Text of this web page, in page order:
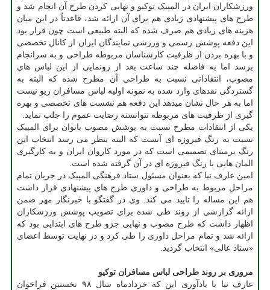
ورزشکاران ایران در المپیک توکیو و نهایی کردن طرح آن انجام شد و
طرح های پیشنهادی زیادی هم برای آن ارائه شد، قاعدتاً در این میان
هزینه های زیادی هم صرف شده که البته طبیعی است چون قرار بود
این دفعه پوشش رسمی و ورزشی نمایندگان ایران از کانال تخصصی
و با بهره بردن از ظرفیت کارشناسان مربوطه طراحی و به سرانجام
برسد اما به فاصله چند ساعت بعد از رونمایی از این لباس های
مصوب، انتقاداتی نسبت به طراحی آن مطرح شده که البته به
گستردگی نقدهای وارد شده به نمونه اولیه لباس مسافران ریو نیست
اما به هر حال نشان میدهد این دفعه هم نشست های تخصصی و بهره
گیری از ظرفیت های مربوطه نتوانسته رضایت عموم را جلب نماید.
یکی از انتقادات مطرح نسبت به پوشش مصوب بانوان برای المپیک
نسبت به رنگ فیروزه ای آنست که البته بنظر می رسد انتخاب این
رنگ برمبنای تصمیمی است که در مورد کاروان ایران و به کارگیری
المان هایی با رنگ فیروزه ای در آن گرفته شده است.
امین عارف نیا که بعنوان مسئول ستاد فرهنگی المپیک در جریان تمام
مراحل مربوط به طراحی و داوری طرح های پیشنهادی قرار داشت
هم این مساله را تایید می کند. وی در گفتگو با خبرنگار مهر ضمن
ارائه گزارشی از روند طی شده برای تصویب پوشش ورزشکاران
اظهار داشت که طرح مصوب و نهایی جزو طرح های ابتدایی بود که
ارائه شد و تمام مراحل داوری را طی کرد و در نهایت توسط اعضای
«ستاد عالی» انتخاب گردید.
مروری بر روند طراحی لباس مسافران توکیو
عارف نیا با یادآوری این که خردادماه سال ۹۸ نخستین فراخوان